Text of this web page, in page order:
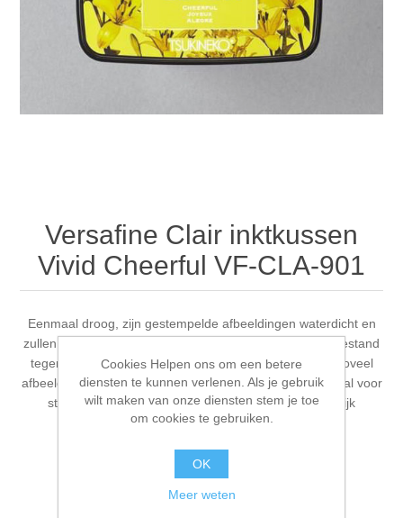
Stompkaarsen
Personen
Alcohol ink
Embossing
Inkleuren
Gummiapan
Lavinia Stamps
CraftEmotions
Ranger
Staedtler
Inspiratie
Art Journal 2025
Kaarten 2025
Kaarten 2023
kaarten 2022
Art journal 2022
Versafine Clair inktkussen
Vivid Cheerful VF-CLA-901
Eenmaal droog, zijn gestempelde afbeeldingen waterdicht en
zullen ze niet uitsmeren. Afbeeldingen zijn lichtecht en bestand
tegen vervagen. Pad produceert meer dan twee keer zoveel
afbeeldingen als een standaard pigmentinktkussen. Ideaal voor
stempels met fijne details. Fijne lijnen worden duidelijk
weergegeven in gestempelde afbeeldingen.
Fabrikant: Tsukineko
Cookies Helpen ons om een betere
diensten te kunnen verlenen. Als je gebruik
wilt maken van onze diensten stem je toe
om cookies te gebruiken.
OK
Meer weten